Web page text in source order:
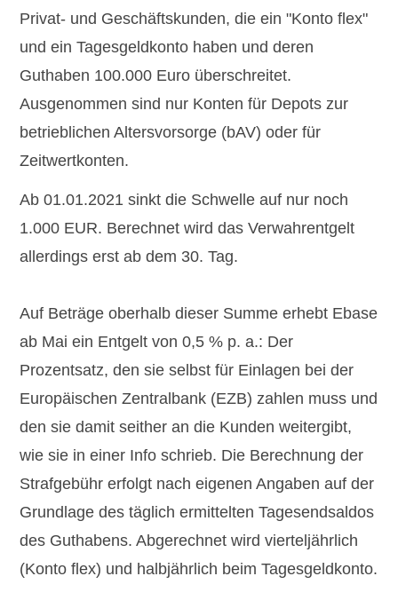
Privat- und Geschäftskunden, die ein "Konto flex"
und ein Tagesgeldkonto haben und deren
Guthaben 100.000 Euroüberschreitet.
Ausgenommen sind nur Konten für Depots zur
betrieblichen Altersvorsorge (bAV) oder für
Zeitwertkonten.
Ab 01.01.2021 sinkt die Schwelle auf nur noch
1.000 EUR. Berechnet wird das Verwahrentgelt
allerdings erst ab dem 30. Tag.
Auf Beträge oberhalb dieser Summe erhebt Ebase
ab Mai ein Entgelt von 0,5 % p. a.: Der
Prozentsatz, den sie selbst für Einlagen bei der
Europäischen Zentralbank (EZB) zahlen muss und
den sie damit seither an die Kunden weitergibt,
wie sie in einer Info schrieb. Die Berechnung der
Strafgebühr erfolgt nach eigenen Angaben auf der
Grundlage des täglich ermittelten Tagesendsaldos
des Guthabens. Abgerechnet wird vierteljährlich
(Konto flex) und halbjährlich beim Tagesgeldkonto.